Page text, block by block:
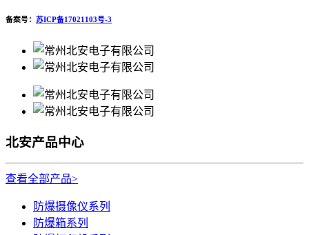
备案号： 苏ICP备17021103号-3
北安产品中心
查看全部产品>
防爆摄像仪系列
防爆箱系列